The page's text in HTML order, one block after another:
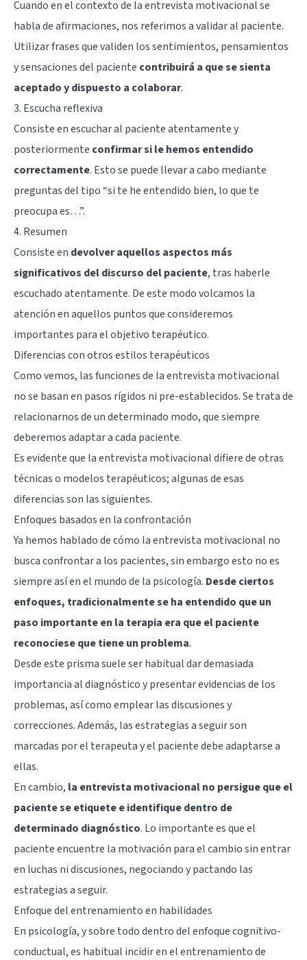
Cuando en el contexto de la entrevista motivacional se
habla de afirmaciones, nos referimos a validar al paciente.
Utilizar frases que validen los sentimientos, pensamientos
y sensaciones del paciente contribuirá a que se sienta
aceptado y dispuesto a colaborar.
3. Escucha reflexiva
Consiste en escuchar al paciente atentamente y
posteriormente confirmar si le hemos entendido
correctamente. Esto se puede llevar a cabo mediante
preguntas del tipo “si te he entendido bien, lo que te
preocupa es…”.
4. Resumen
Consiste en devolver aquellos aspectos más
significativos del discurso del paciente, tras haberle
escuchado atentamente. De este modo volcamos la
atención en aquellos puntos que consideremos
importantes para el objetivo terapéutico.
Diferencias con otros estilos terapéuticos
Como vemos, las funciones de la entrevista motivacional
no se basan en pasos rígidos ni pre-establecidos. Se trata de
relacionarnos de un determinado modo, que siempre
deberemos adaptar a cada paciente.
Es evidente que la entrevista motivacional difiere de otras
técnicas o modelos terapéuticos; algunas de esas
diferencias son las siguientes.
Enfoques basados en la confrontación
Ya hemos hablado de cómo la entrevista motivacional no
busca confrontar a los pacientes, sin embargo esto no es
siempre así en el mundo de la psicología. Desde ciertos
enfoques, tradicionalmente se ha entendido que un
paso importante en la terapia era que el paciente
reconociese que tiene un problema.
Desde este prisma suele ser habitual dar demasiada
importancia al diagnóstico y presentar evidencias de los
problemas, así como emplear las discusiones y
correcciones. Además, las estrategias a seguir son
marcadas por el terapeuta y el paciente debe adaptarse a
ellas.
En cambio, la entrevista motivacional no persigue que el
paciente se etiquete e identifique dentro de
determinado diagnóstico. Lo importante es que el
paciente encuentre la motivación para el cambio sin entrar
en luchas ni discusiones, negociando y pactando las
estrategias a seguir.
Enfoque del entrenamiento en habilidades
En psicología, y sobre todo dentro del enfoquecognitivo-
conductual, es habitual incidir en el entrenamiento de